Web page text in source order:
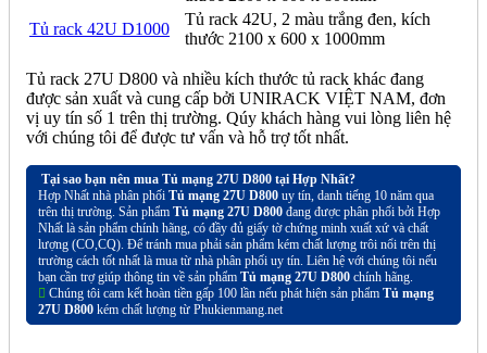
Tủ rack 42U D1000
Tủ rack 42U, 2 màu trắng đen, kích
thước 2100 x 600 x 1000mm
Tủ rack 27U D800 và nhiều kích thước tủ rack khác đang
được sản xuất và cung cấp bởi UNIRACK VIỆT NAM, đơn
vị uy tín số 1 trên thị trường. Qúy khách hàng vui lòng liên hệ
với chúng tôi để được tư vấn và hỗ trợ tốt nhất.
Tại sao bạn nên mua Tủ mạng 27U D800 tại Hợp Nhất?
Hợp Nhất nhà phân phối Tủ mạng 27U D800 uy tín, danh tiếng 10 năm qua
trên thị trường. Sản phẩm Tủ mạng 27U D800 đang được phân phối bởi Hợp
Nhất là sản phẩm chính hãng, có đầy đủ giấy tờ chứng minh xuất xứ và chất
lượng (CO,CQ). Để tránh mua phải sản phẩm kém chất lượng trôi nổi trên thị
trường cách tốt nhất là mua từ nhà phân phối uy tín. Liên hệ với chúng tôi nếu
bạn cần trợ giúp thông tin về sản phẩm Tủ mạng 27U D800 chính hãng.
Chúng tôi cam kết hoàn tiền gấp 100 lần nếu phát hiện sản phẩm Tủ mạng
27U D800 kém chất lượng từ Phukienmang.net